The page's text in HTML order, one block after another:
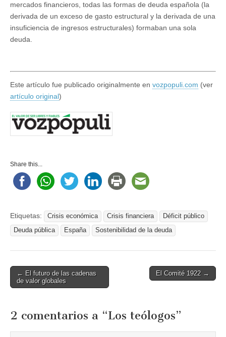
mercados financieros, todas las formas de deuda española (la
derivada de un exceso de gasto estructural y la derivada de una
insuficiencia de ingresos estructurales) formaban una sola
deuda.
Este artículo fue publicado originalmente en vozpopuli.com (ver
artículo original)
Share this...
Etiquetas: Crisis económica Crisis financiera
Déficit público
Deuda pública
España Sostenibilidad de la deuda
Post
navigation
← El futuro de las cadenas
de valor globales
El Comité 1922 →
2 comentarios a “Los teólogos”